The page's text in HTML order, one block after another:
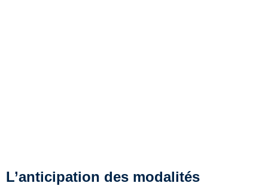
L’anticipation des modalités